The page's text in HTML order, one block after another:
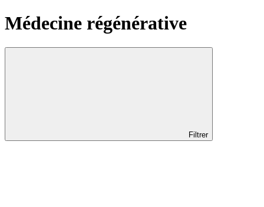
Médecine régénérative
Filtrer